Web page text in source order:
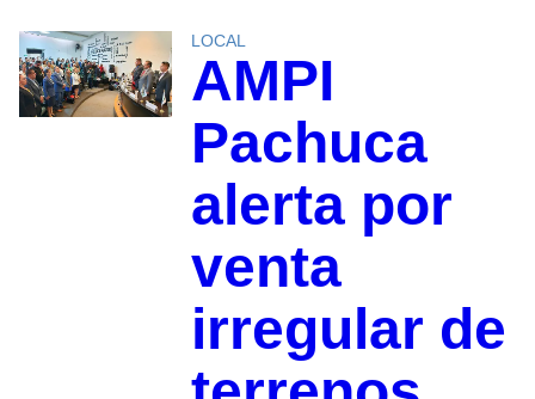
LOCAL
AMPI
Pachuca
alerta por
venta
irregular de